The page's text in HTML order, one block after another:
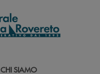
CHI SIAMO